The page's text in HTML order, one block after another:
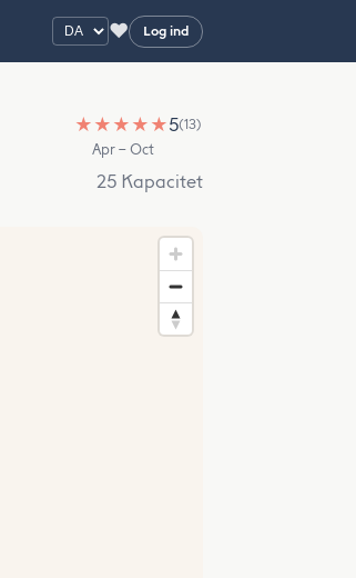
♥ Log ind
★ ★ ★ ★ ★5(13)
Apr – Oct
25 Kapacitet